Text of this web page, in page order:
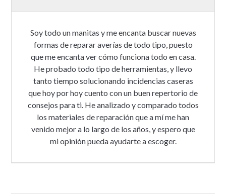
Soy todo un manitas y me encanta buscar nuevas
formas de reparar averías de todo tipo, puesto
que me encanta ver cómo funciona todo en casa.
He probado todo tipo de herramientas, y llevo
tanto tiempo solucionando incidencias caseras
que hoy por hoy cuento con un buen repertorio de
consejos para ti. He analizado y comparado todos
los materiales de reparación que a mí me han
venido mejor a lo largo de los años, y espero que
mi opinión pueda ayudarte a escoger.